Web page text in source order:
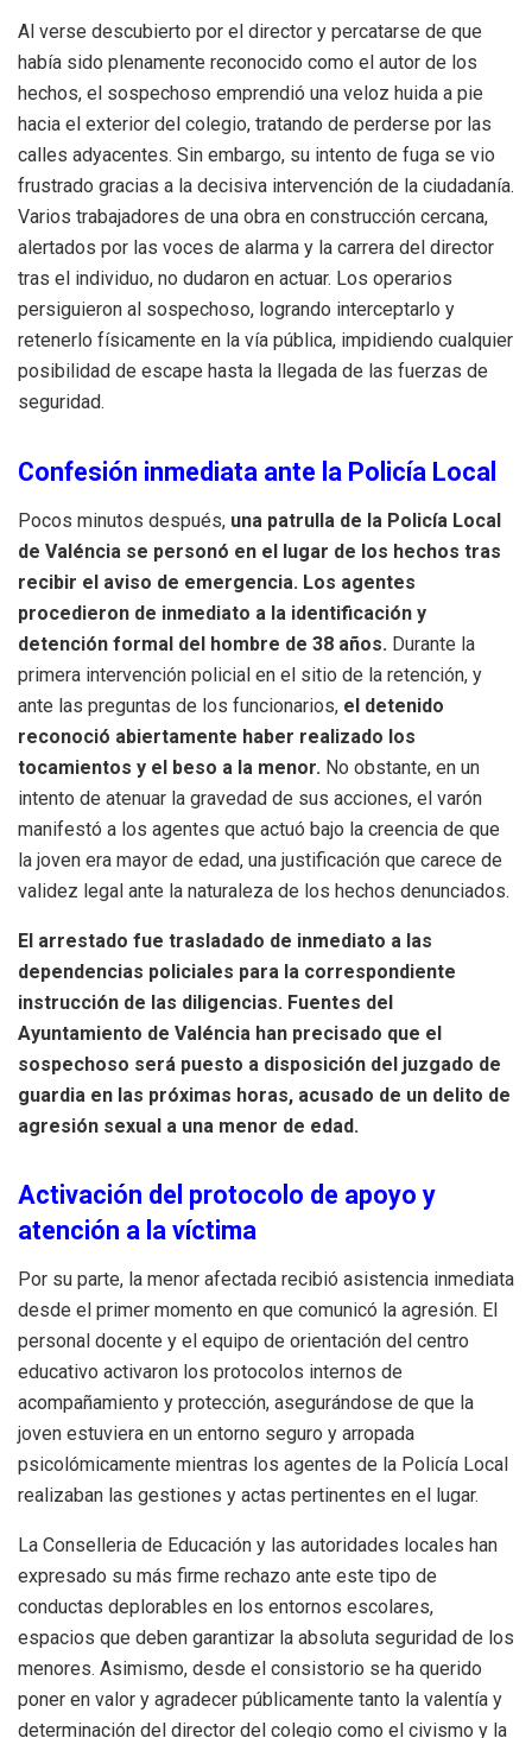
Al verse descubierto por el director y percatarse de que
había sido plenamente reconocido como el autor de los
hechos, el sospechoso emprendió una veloz huida a pie
hacia el exterior del colegio, tratando de perderse por las
calles adyacentes. Sin embargo, su intento de fuga se vio
frustrado gracias a la decisiva intervención de la ciudadanía.
Varios trabajadores de una obra en construcción cercana,
alertados por las voces de alarma y la carrera del director
tras el individuo, no dudaron en actuar. Los operarios
persiguieron al sospechoso, logrando interceptarlo y
retenerlo físicamente en la vía pública, impidiendo cualquier
posibilidad de escape hasta la llegada de las fuerzas de
seguridad.
Confesión inmediata ante la Policía Local
Pocos minutos después, una patrulla de la Policía Local
de Valéncia se personó en el lugar de los hechos tras
recibir el aviso de emergencia. Los agentes
procedieron de inmediato a la identificación y
detención formal del hombre de 38 años. Durante la
primera intervención policial en el sitio de la retención, y
ante las preguntas de los funcionarios, el detenido
reconoció abiertamente haber realizado los
tocamientos y el beso a la menor. No obstante, en un
intento de atenuar la gravedad de sus acciones, el varón
manifestó a los agentes que actuó bajo la creencia de que
la joven era mayor de edad, una justificación que carece de
validez legal ante la naturaleza de los hechos denunciados.
El arrestado fue trasladado de inmediato a las
dependencias policiales para la correspondiente
instrucción de las diligencias. Fuentes del
Ayuntamiento de Valéncia han precisado que el
sospechoso será puesto a disposición del juzgado de
guardia en las próximas horas, acusado de un delito de
agresión sexual a una menor de edad.
Activación del protocolo de apoyo y
atención a la víctima
Por su parte, la menor afectada recibió asistencia inmediata
desde el primer momento en que comunicó la agresión. El
personal docente y el equipo de orientación del centro
educativo activaron los protocolos internos de
acompañamiento y protección, asegurándose de que la
joven estuviera en un entorno seguro y arropada
psicolómicamente mientras los agentes de la Policía Local
realizaban las gestiones y actas pertinentes en el lugar.
La Conselleria de Educación y las autoridades locales han
expresado su más firme rechazo ante este tipo de
conductas deplorables en los entornos escolares,
espacios que deben garantizar la absoluta seguridad de los
menores. Asimismo, desde el consistorio se ha querido
poner en valor y agradecer públicamente tanto la valentía y
determinación del director del colegio como el civismo y la